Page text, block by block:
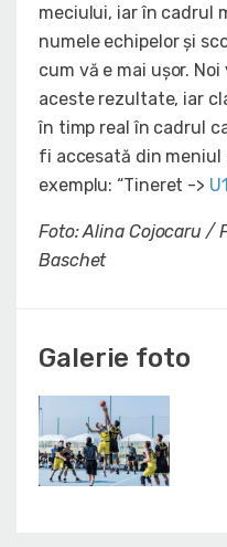
meciului, iar în cadrul
numele echipelor și
cum vă e mai ușor.
aceste rezultate, iar
în timp real în cadrul
fi accesată din
exemplu: “Tineret ->
Foto: Alina Cojocaru /
Baschet
Galerie foto